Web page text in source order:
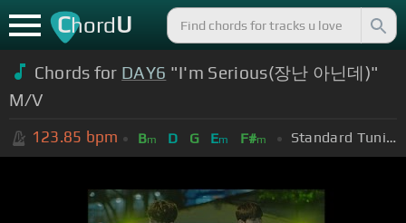
ChordU
Chords for DAY6 "I'm Serious(장난 아닌데)"
M/V
123.85 bpm Bm D G Em F#m Standard Tuning (EADGBE)